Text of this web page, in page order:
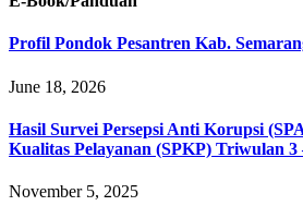
Profil Pondok Pesantren Kab.
June 18, 2026
Hasil Survei Persepsi Anti Korupsi
Kualitas Pelayanan (SPKP) Triwulan 3
November 5, 2025